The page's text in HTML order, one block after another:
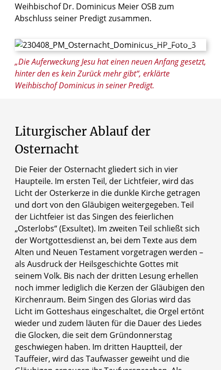
© Maria Aßhauer/Erzbistum Paderborn
„Die Auferweckung Jesu hat einen neuen Anfang gesetzt,
hinter den es kein Zurück mehr gibt“, erklärte
Weihbischof Dominicus in seiner Predigt.
Weihbischof Dr. Dominicus Meier OSB zum
Abschluss seiner Predigt zusammen.
LiturgischerAblauf der
Osternacht
Die Feier der Osternacht gliedert sich in vier
Haupteile. Im ersten Teil, der Lichtfeier, wird das
Licht der Osterkerze in die dunkle Kirche getragen
und dort von den Gläubigen weitergegeben. Teil
der Lichtfeier ist das Singen des feierlichen
„Osterlobs“ (Exsultet). Im zweiten Teil schließt sich
der Wortgottesdienst an, bei dem Texte aus dem
Alten und Neuen Testament vorgetragen werden –
als Ausdruck der Heilsgeschichte Gottes mit
seinem Volk. Bis nach der dritten Lesung erhellen
noch immer lediglich die Kerzen der Gläubigen den
Kirchenraum. Beim Singen des Glorias wird das
Licht im Gotteshaus eingeschaltet, die Orgel ertönt
wieder und zudem läuten für die Dauer des Liedes
die Glocken, die seit dem Gründonnerstag
geschwiegen haben. Im dritten Hauptteil, der
Tauffeier, wird das Taufwasser geweiht und die